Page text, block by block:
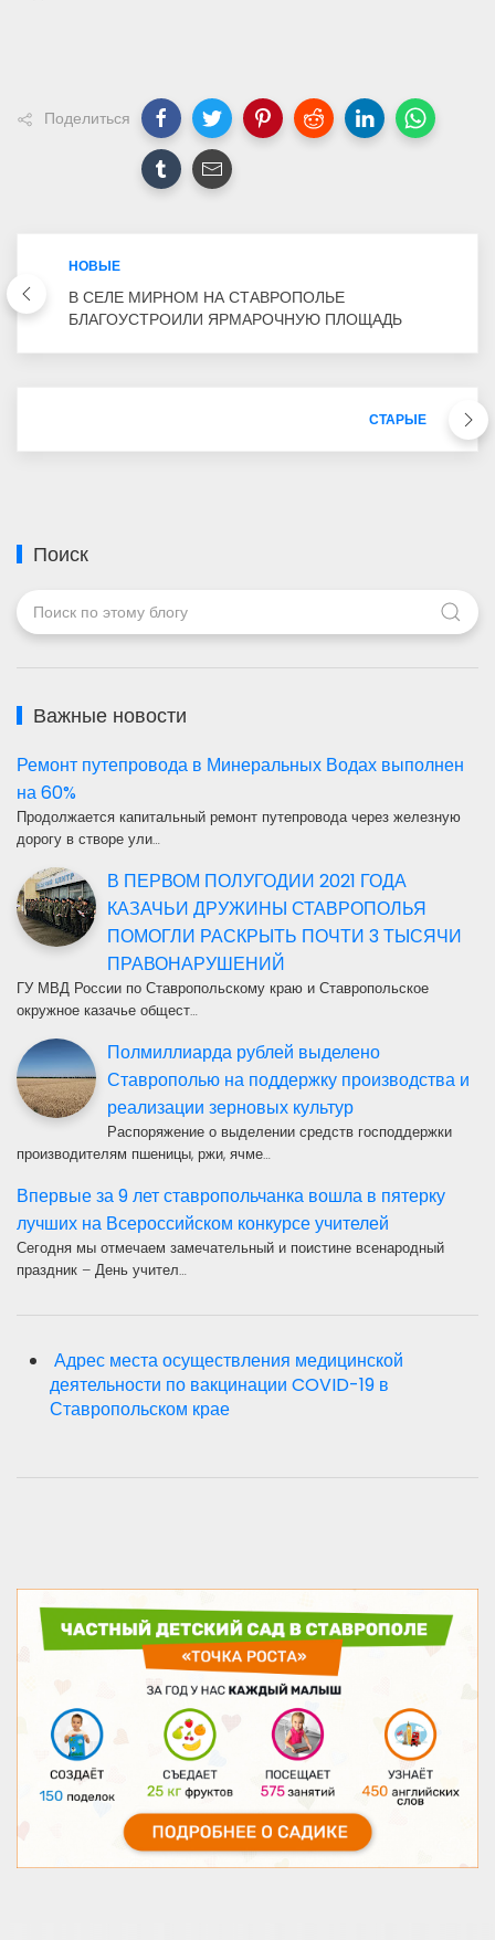
Поделиться
НОВЫЕ
В СЕЛЕ МИРНОМ НА СТАВРОПОЛЬЕ
БЛАГОУСТРОИЛИ ЯРМАРОЧНУЮ ПЛОЩАДЬ
СТАРЫЕ
Поиск
Важные новости
Ремонт путепровода в Минеральных Водах выполнен
на 60%
Продолжается капитальный ремонт путепровода через железную
дорогу в створе ули…
В ПЕРВОМ ПОЛУГОДИИ 2021 ГОДА
КАЗАЧЬИ ДРУЖИНЫ СТАВРОПОЛЬЯ
ПОМОГЛИ РАСКРЫТЬ ПОЧТИ 3 ТЫСЯЧИ
ПРАВОНАРУШЕНИЙ
ГУ МВД России по Ставропольскому краю и Ставропольское
окружное казачье общест…
Полмиллиарда рублей выделено
Ставрополью на поддержку производства и
реализации зерновых культур
Распоряжение о выделении средств господдержки
производителям пшеницы, ржи, ячме…
Впервые за 9 лет ставропольчанка вошла в пятерку
лучших на Всероссийском конкурсе учителей
Сегодня мы отмечаем замечательный и поистине всенародный
праздник – День учител…
Адрес места осуществления медицинской
деятельности по вакцинации COVID-19 в
Ставропольском крае